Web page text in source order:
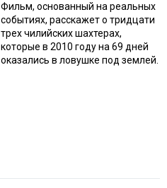
Фильм, основанный на реальных
событиях, расскажет о тридцати
трех чилийских шахтерах,
которые в 2010 году на 69 дней
оказались в ловушке под землей.